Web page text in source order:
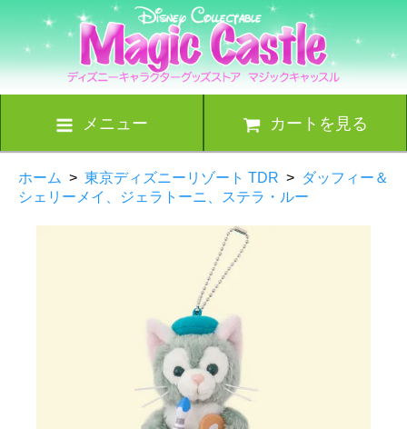
メニュー カートを見る
ホーム > 東京ディズニーリゾート TDR > ダッフィー＆
シェリーメイ、ジェラトーニ、ステラ・ルー